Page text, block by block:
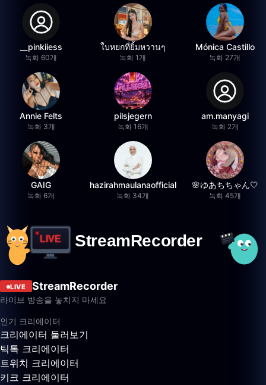
__pinkiiess
녹화 60개
ใบหยกที่ยิ้มหวานๆ
녹화 1개
Mónica Castillo
녹화 27개
Annie Felts
녹화 3개
pilsjegern
녹화 16개
am.manyagi
녹화 2개
GAIG
녹화 6개
hazirahmaulanaofficial
녹화 34개
🌸ゆあちちゃん🤍
녹화 45개
LIVE StreamRecorder
라이브 방송을 놓치지 마세요
인기 크리에이터
크리에이터 둘러보기
틱톡 크리에이터
트위치 크리에이터
키크 크리에이터